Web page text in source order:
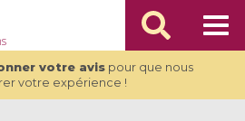
votre avispour que nous
votre expérience !